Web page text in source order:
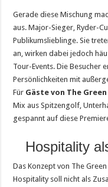
Gerade diese Mischung
aus. Major-Sieger, Ryder-
Publikumslieblinge. Sie
an, wirken dabei jedoch
Tour-Events. Die Besucher
Persönlichkeiten mit
Für Gäste von The Green
Mix aus Spitzengolf,
gespannt auf diese
Hospitality
Das Konzept von The
Hospitality soll nicht als